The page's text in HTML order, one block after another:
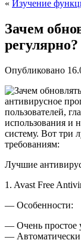
« Изучение
Зачем
регулярно?
Опубликовано
антивирусное
пользователей,
использования и
систему. Вот три
требованиям:
Лучшие
1. Avast Free
— Особенности:
— Очень простое
— Автоматически